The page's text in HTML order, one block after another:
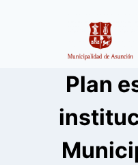
Plan